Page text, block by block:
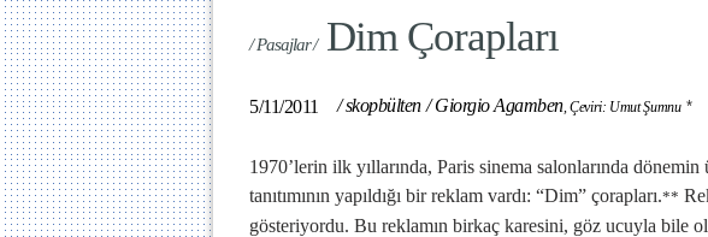
/ Pasajlar /Dim Çorapları
5/11/2011 /skopbülten /Giorgio Agamben,Çeviri: Umut Şumnu*
1970’lerin ilk yıllarında, Paris sinema salonlarında dönemin
tanıtımının yapıldığı bir reklam vardı: “Dim” çorapları.**
gösteriyordu. Bu reklamın birkaç karesini, göz ucuyla bile